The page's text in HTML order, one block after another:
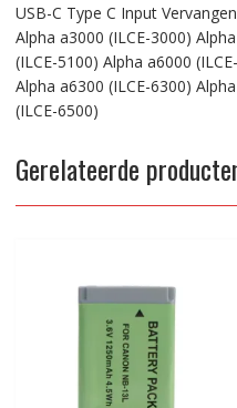
Alpha
a5100
(ILCE-
5100)
Alpha
(ILCE-
6000)
Alpha
USB-C Type C Input
Alpha a3000 (ILCE-3000)
(ILCE-5100) Alpha a6000
Alpha a6300 (ILCE-6300)
(ILCE-6500)
Gerelateerde